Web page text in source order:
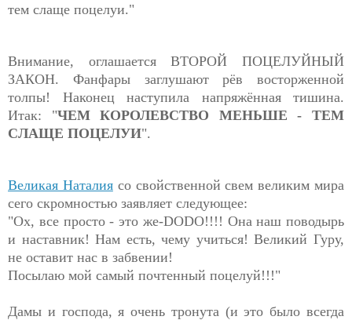
тем слаще поцелуи."
Внимание, оглашается ВТОРОЙ ПОЦЕЛУЙНЫЙ
ЗАКОН. Фанфары заглушают рёв восторженной
толпы! Наконец наступила напряжённая тишина.
Итак: "ЧЕМ КОРОЛЕВСТВО МЕНЬШЕ - ТЕМ
СЛАЩЕ ПОЦЕЛУИ".
Великая Наталиясо свойственной свем великим мира
сего скромностью заявляет следующее:
"Ох, все просто - это же-DODO!!!! Она наш поводырь
и наставник! Нам есть, чему учиться! Великий Гуру,
не оставит нас в забвении!
Посылаю мой самый почтенный поцелуй!!!"
Дамы и господа, я очень тронута (и это было всегда